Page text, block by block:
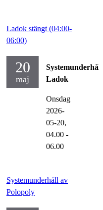
Ladok stängt (04:00-
06:00)
20
maj
Systemunderhåll
Ladok
Onsdag
2026-
05-20,
04.00 -
06.00
Systemunderhåll av
Polopoly